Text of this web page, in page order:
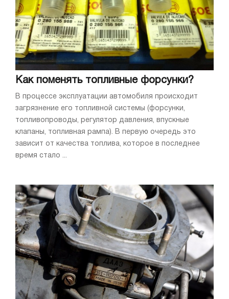
Как поменять топливные форсунки?
В процессе эксплуатации автомобиля происходит
загрязнение его топливной системы (форсунки,
топливопроводы, регулятор давления, впускные
клапаны, топливная рампа). В первую очередь это
зависит от качества топлива, которое в последнее
время стало ...